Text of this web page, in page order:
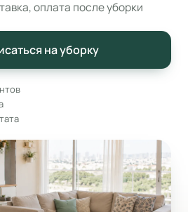
оплата после уборки
на уборку